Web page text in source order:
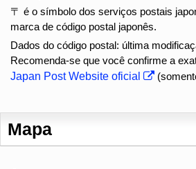
〒 é o símbolo dos serviços postais
marca de código postal japonês.
Dados do código postal: última
Recomenda-se que você confirme a
Japan Post Website oficial
Mapa